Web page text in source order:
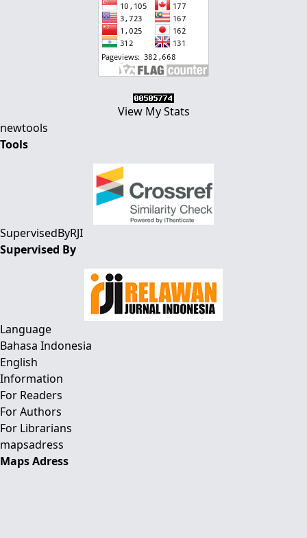
View My Stats
newtools
Tools
SupervisedByRJI
Supervised By
Language
Bahasa Indonesia
English
Information
For Readers
For Authors
For Librarians
mapsadress
Maps Adress